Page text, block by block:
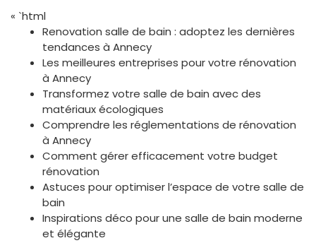
« `html
Renovation salle de bain : adoptez les dernières
tendances à Annecy
Les meilleures entreprises pour votre rénovation
à Annecy
Transformez votre salle de bain avec des
matériaux écologiques
Comprendre les réglementations de rénovation
à Annecy
Comment gérer efficacement votre budget
rénovation
Astuces pour optimiser l’espace de votre salle de
bain
Inspirations déco pour une salle de bain moderne
et élégante